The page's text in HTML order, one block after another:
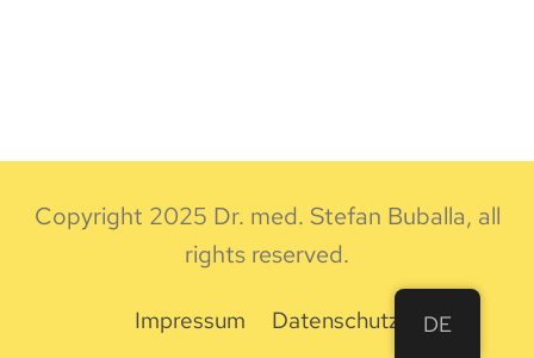
Copyright 2025 Dr. med. Stefan Buballa, all
rights reserved.
Impressum Datenschutz DE